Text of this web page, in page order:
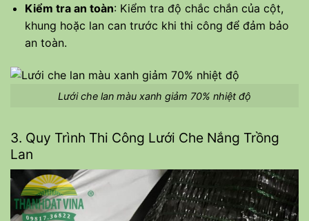
Kiểm tra an toàn: Kiểm tra độ chắc chắn của cột,
khung hoặc lan can trước khi thi công để đảm bảo
an toàn.
Lưới che lan màu xanh giảm 70% nhiệt độ
3. Quy Trình Thi Công Lưới Che Nắng Trồng
Lan